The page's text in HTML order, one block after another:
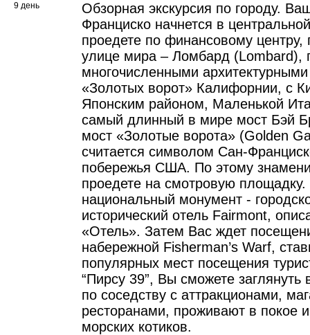
9 день
Обзорная экскурсия по городу.
Франциско начнется в
проедете по финансовому центру,
улице мира – Ломбард (Lombard),
многочисленными
«Золотых ворот» Калифорнии, с
Японским районом, Маленькой
самый длинный в мире мост Бэй
мост «Золотые ворота» (Golden
считается символом Сан-
побережья США. По этому
проедете на смотровую
национальный монумент -
исторический отель Fairmont,
«Отель». Затем Вас ждет
набережной Fisherman’s Warf,
популярных мест посещения
“Пирсу 39”, Вы сможете заглянуть
по соседству с аттракционами,
ресторанами, проживают в покое
морских котиков.